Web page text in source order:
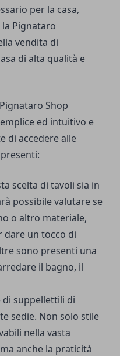
per la casa,
la Pignataro
vendita di
di alta qualità e
Shop
ed intuitivo e
di accedere alle
scelta di tavoli sia in
possibile valutare se
o altro materiale,
dare un tocco di
sono presenti una
il bagno, il
di suppellettili di
sedie. Non solo stile
nella vasta
anche la praticità